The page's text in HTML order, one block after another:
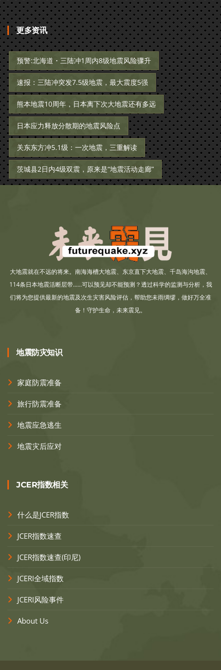
更多资讯
预警:北海道・三陆冲1周内8级地震风险骤升
速报：三陆冲突发7.5级地震，最大震度5强
熊本地震10周年，日本离下次大地震还有多远
日本应力释放分散期的地震风险点
关东东方冲5.1级：一次地震，三重解读
茨城县2日内4级双震，原来是“地震活动走廊”
大地震就在不远的将来。南海海槽大地震、东京直下大地震、千岛海沟地震、
114条日本地震活断层带......可以预见却不能预测？透过科学的监测与分析，我
们将为您提供最新的地震及次生灾害风险评估，帮助您未雨绸缪，做好万全准
备！守护生命，未来震见。
地震防灾知识
家庭防震准备
旅行防震准备
地震应急逃生
地震灾后应对
JCER指数相关
什么是JCER指数
JCER指数速查
JCER指数速查(印尼)
JCERI全域指数
JCERI风险事件
About Us